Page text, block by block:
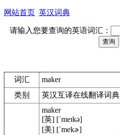
网站首页 英汉词典
请输入您要查询的英语词汇：
词汇
maker
类别
英汉互译在线翻译词典
maker
[英] [ˈmeɪkə]
[美] [ˈmekɚ]